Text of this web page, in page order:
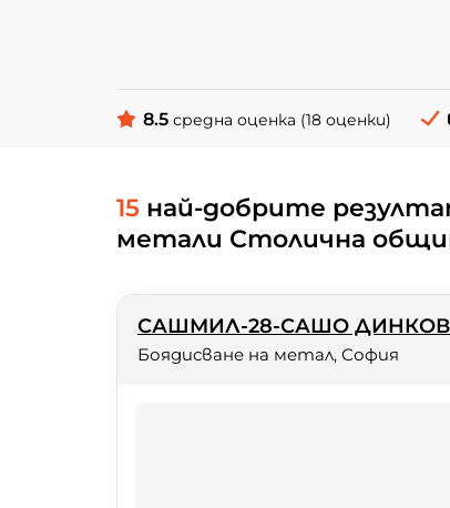
8.5 средна оценка (18 оценки)
15 най-добрите
метали Столична
САШМИЛ-28-САШО ДИНКОВ
Боядисване на метал, София